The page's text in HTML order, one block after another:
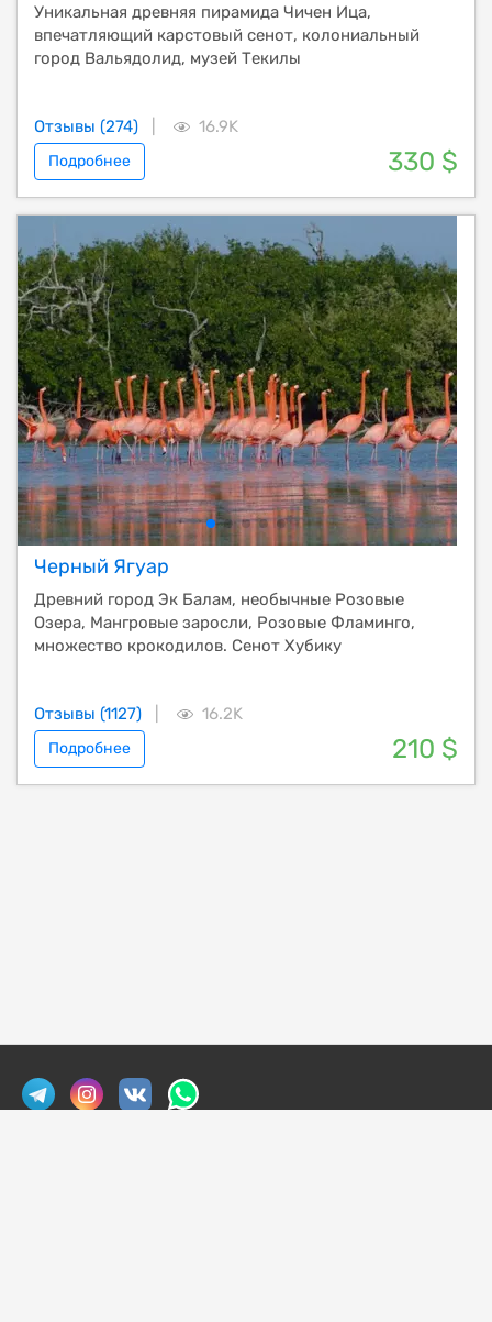
Уникальная древняя пирамида Чичен Ица,
впечатляющий карстовый сенот, колониальный
город Вальядолид, музей Текилы
Отзывы (274) 16.9K
Подробнее 330 $
Черный Ягуар
Древний город Эк Балам, необычные Розовые
Озера, Мангровые заросли, Розовые Фламинго,
множество крокодилов. Сенот Хубику
Отзывы (1127) 16.2K
Подробнее 210 $